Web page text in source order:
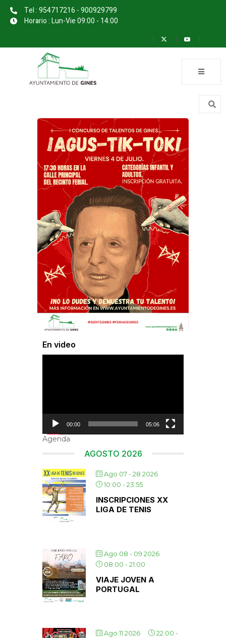
Tel : 954717216 - 900929799
Horario : Lun-Vie 09:00 - 14:00
En video
00:00 05:06
Agenda
AGOSTO 2026
Ago 07 - 28 2026
10:00 -23:55
INSCRIPCIONES XX
LIGA DE TENIS
Ago 08 - 09 2026
08:00 -21:00
VIAJE JOVEN A
PORTUGAL
Ago 11 2026 22:00 -